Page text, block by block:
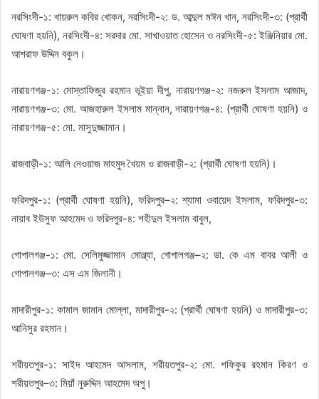
নরসিংদী-১: খায়রুল কবির খোকন, নরসিংদী-২: ড. আব্দুল মঈন খান, নরসিংদী-৩: (প্রার্থী
ঘোষণা হয়নি), নরসিংদী-৪: সরদার মো. সাখাওয়াত হোসেন ও নরসিংদী-৫: ইঞ্জিনিয়ার মো.
আশরাফ উদ্দিন বকুল।
নারায়ণগঞ্জ-১: মোস্তাফিজুর রহমান ভূইয়া দীপু, নারায়ণগঞ্জ-২: নজরুল ইসলাম আজাদ,
নারায়ণগঞ্জ-৩: মো. আজহারুল ইসলাম মান্নান, নারায়ণগঞ্জ-৪: (প্রার্থী ঘোষণা হয়নি) ও
নারায়ণগঞ্জ-৫: মো. মাসুদুজ্জামান।
রাজবাড়ী-১: আলি নেওয়াজ মাহমুদ খৈয়ম ও রাজবাড়ী-২: (প্রার্থী ঘোষণা হয়নি)।
ফরিদপুর-১: (প্রার্থী ঘোষণা হয়নি), ফরিদপুর–২: শ্যামা ওবায়েদ ইসলাম, ফরিদপুর-৩:
নায়াব ইউসুফ আহমেদ ও ফরিদপুর-৪: শহীদুল ইসলাম বাবুল,
গোপালগঞ্জ-১: মো. সেলিমুজ্জামান মোল্ল্যা, গোপালগঞ্জ–২: ডা. কে এম বাবর আলী ও
গোপালগঞ্জ–৩: এস এম জিলানী।
মাদারীপুর-১: কামাল জামান মোল্লা, মাদারীপুর-২: (প্রার্থী ঘোষণা হয়নি) ও মাদারীপুর-৩:
আনিসুর রহমান।
শরীয়তপুর-১: সাইদ আহমেদ আসলাম, শরীয়তপুর-২: মো. শফিকুর রহমান কিরণ ও
শরীয়তপুর–৩: মিয়াঁ নুরুদ্দিন আহমেদ অপু।